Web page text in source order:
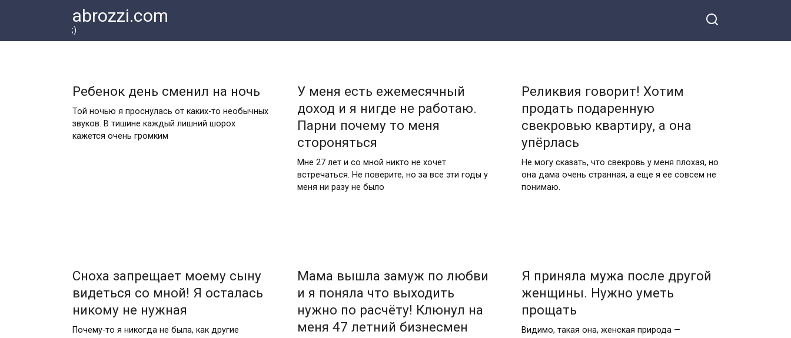
abrozzi.com
;)
Ребенок день сменил на ночь
Той ночью я проснулась от каких-то необычных
звуков. В тишине каждый лишний шорох
кажется очень громким
У меня есть ежемесячный
доход и я нигде не работаю.
Парни почему то меня
стороняться
Мне 27 лет и со мной никто не хочет
встречаться. Не поверите, но за все эти годы у
меня ни разу не было
Реликвия говорит! Хотим
продать подаренную
свекровью квартиру, а она
упёрлась
Не могу сказать, что свекровь у меня плохая, но
она дама очень странная, а еще я ее совсем не
понимаю.
Сноха запрещает моему сыну
видеться со мной! Я осталась
никому не нужная
Почему-то я никогда не была, как другие
Мама вышла замуж по любви
и я поняла что выходить
нужно по расчёту! Клюнул на
меня 47 летний бизнесмен
Я приняла мужа после другой
женщины. Нужно уметь
прощать
Видимо, такая она, женская природа —